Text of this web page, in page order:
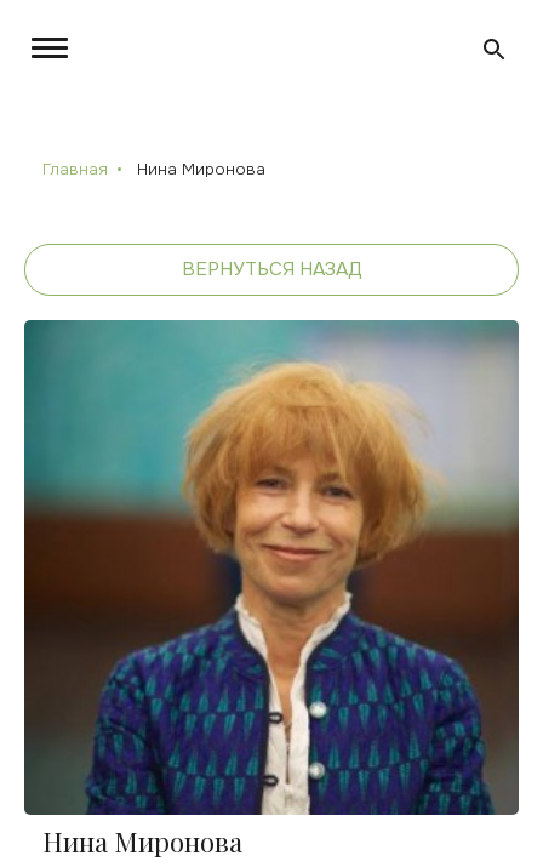
Главная Нина Миронова
ВЕРНУТЬСЯ НАЗАД
Нина Миронова